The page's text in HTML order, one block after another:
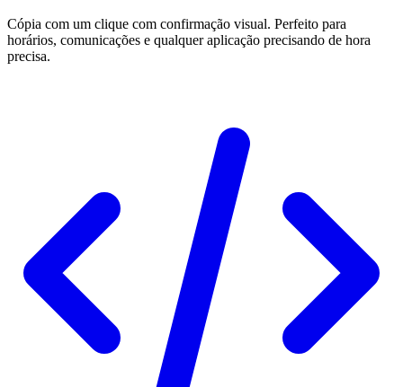
Cópia com um clique com confirmação visual. Perfeito para
horários, comunicações e qualquer aplicação precisando de hora
precisa.